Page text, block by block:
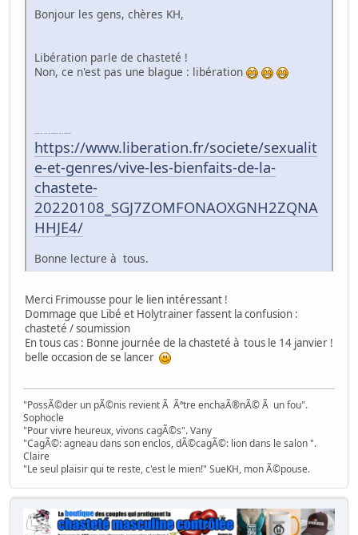
Bonjour les gens, chères KH,
Libération parle de chasteté !
Non, ce n'est pas une blague : libération
Libération: Vive les bienfaits de la chasteté?.
https://www.liberation.fr/societe/sexualit
e-et-genres/vive-les-bienfaits-de-la-
chastete-
20220108_SGJ7ZOMFONAOXGNH2ZQNA
HHJE4/
Bonne lecture à tous.
Merci Frimousse pour le lien intéressant !
Dommage que Libé et Holytrainer fassent la confusion :
chasteté / soumission
En tous cas : Bonne journée de la chasteté à tous le 14 janvier !
belle occasion de se lancer
"PossÃ©der un pÃ©nis revient Ã Ãªtre enchaÃ®nÃ© Ã un fou".
Sophocle
"Pour vivre heureux, vivons cagÃ©s". Vany
"CagÃ©: agneau dans son enclos, dÃ©cagÃ©: lion dans le salon ".
Claire
"Le seul plaisir qui te reste, c'est le mien!" SueKH, mon Ã©pouse.